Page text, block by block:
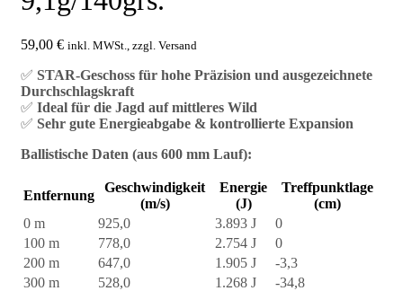
59,00 € inkl. MWSt., zzgl. Versand
✅ STAR-Geschoss für hohe Präzision und ausgezeichnete
Durchschlagskraft
✅ Ideal für die Jagd auf mittleres Wild
✅ Sehr gute Energieabgabe & kontrollierte Expansion
Ballistische Daten (aus 600 mm Lauf):
Entfernung
Geschwindigkeit
(m/s)
Energie
(J)
Treffpunktlage
(cm)
0 m
925,0 3.893 J
0
100 m
778,0 2.754 J
0
200 m
647,0 1.905 J
-3,3
300 m
528,0 1.268 J -34,8